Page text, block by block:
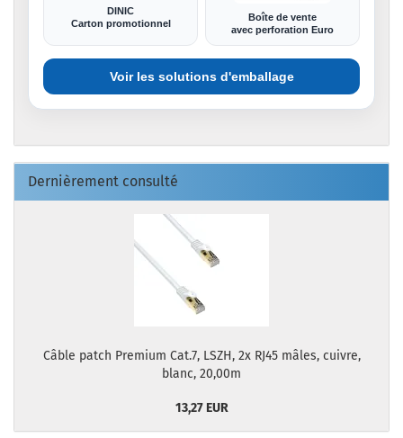
DINIC
Carton promotionnel
Boîte de vente
avec perforation Euro
Voir les solutions d'emballage
Dernièrement consulté
Câble patch Premium Cat.7, LSZH, 2x RJ45 mâles, cuivre,
blanc, 20,00m
13,27 EUR